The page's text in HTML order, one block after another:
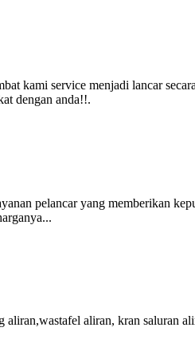
kami service menjadi lancar
dengan anda!!.
pelancar yang memberikan
aliran,wastafel aliran, kran saluran